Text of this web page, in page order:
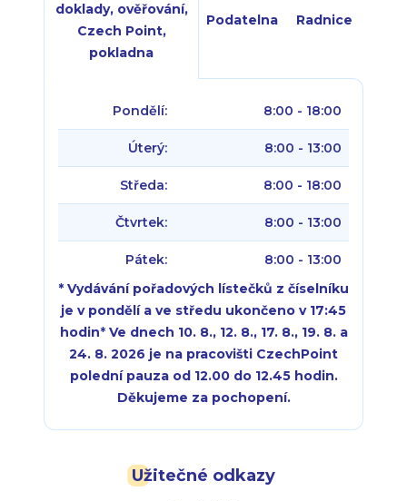
Užitečné odkazy
doklady, ověřování,
Czech Point,
pokladna
Podatelna Radnice
Pondělí: 8:00 - 18:00
Úterý: 8:00 - 13:00
Středa: 8:00 - 18:00
Čtvrtek: 8:00 - 13:00
Pátek:
8:00 - 13:00
* Vydávání pořadových lístečků z číselníku
je v pondělí a ve středu ukončeno v 17:45
hodin* Ve dnech 10. 8., 12. 8., 17. 8., 19. 8. a
24. 8. 2026 je na pracovišti CzechPoint
polední pauza od 12.00 do 12.45 hodin.
Děkujeme za pochopení.
Úterý:
Úterý: